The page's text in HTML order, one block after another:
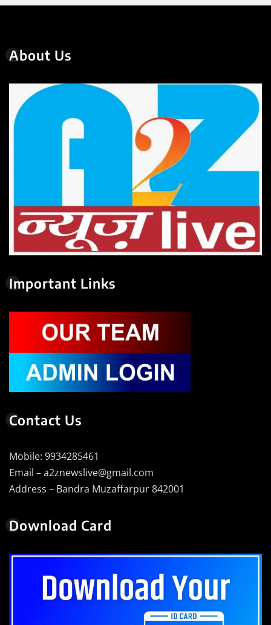
About Us
Important Links
Contact Us
Mobile: 9934285461
Email – a2znewslive@gmail.com
Address – Bandra Muzaffarpur 842001
Download Card